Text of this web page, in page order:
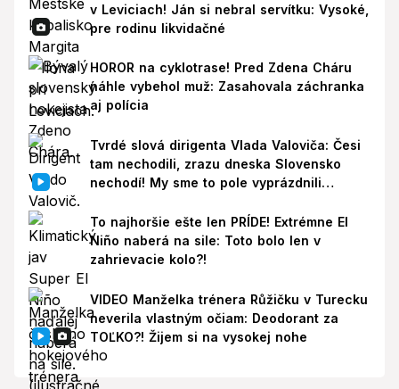
v Leviciach! Ján si nebral servítku: Vysoké,
pre rodinu likvidačné
HOROR na cyklotrase! Pred Zdena Cháru
náhle vybehol muž: Zasahovala záchranka
aj polícia
Tvrdé slová dirigenta Vlada Valoviča: Česi
tam nechodili, zrazu dneska Slovensko
nechodí! My sme to pole vyprázdnili
To najhoršie ešte len PRÍDE! Extrémne El
Niño naberá na sile: Toto bolo len v
zahrievacie kolo?!
VIDEO Manželka trénera Růžičku v Turecku
neverila vlastným očiam: Deodorant za
TOĽKO?! Žijem si na vysokej nohe